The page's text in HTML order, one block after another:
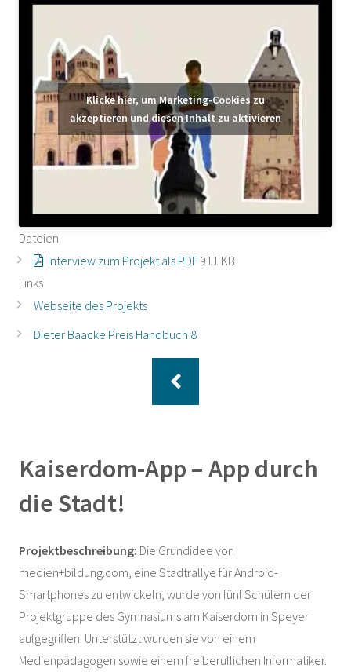
Klicke hier, um Marketing-Cookies zu
akzeptieren und diesen Inhalt zu aktivieren
Dateien
Interview zum Projekt als PDF 911 KB
Links
Webseite des Projekts
Dieter Baacke Preis Handbuch 8
Kaiserdom-App – App durch
die Stadt!
Projektbeschreibung: Die Grundidee von
medien+bildung.com, eine Stadtrallye für Android-
Smartphones zu entwickeln, wurde von fünf Schülern der
Projektgruppe des Gymnasiums am Kaiserdom in Speyer
aufgegriffen. Unterstützt wurden sie von einem
Medienpädagogen sowie einem freiberuflichen Informatiker.